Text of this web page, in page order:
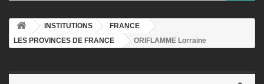
INSTITUTIONS
FRANCE
LES PROVINCES DE FRANCE
ORIFLAMME Lorraine